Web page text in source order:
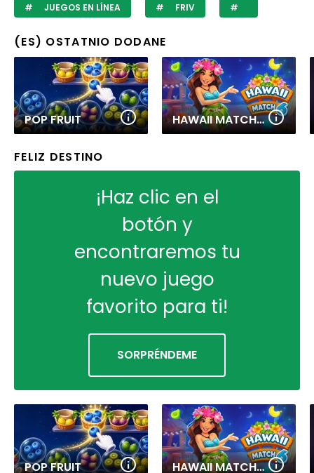
JUEGOS EN LÍNEA FRIV
(ES) OSTATNIO DODANE
POP FRUIT HAWAII MATCH 6
FELIZ DESTINO
¡Haz clic en el
botón y
encontraremos tu
nuevo juego
favorito para ti!
SORPRÉNDEME
POP FRUIT HAWAII MATCH 6